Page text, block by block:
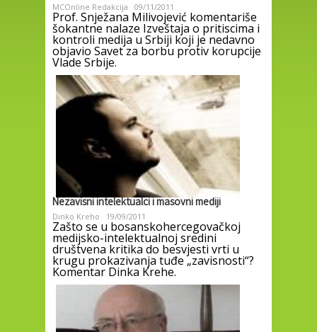
MCOnline Redakcija 09/11/2011
Prof. Snježana Milivojević komentariše
šokantne nalaze Izveštaja o pritiscima i
kontroli medija u Srbiji koji je nedavno
objavio Savet za borbu protiv korupcije
Vlade Srbije.
Nezavisni intelektualci i masovni mediji
Dinko Kreho 19/09/2011
Zašto se u bosanskohercegovačkoj
medijsko-intelektualnoj sredini
društvena kritika do besvjesti vrti u
krugu prokazivanja tuđe „zavisnosti“?
Komentar Dinka Krehe.